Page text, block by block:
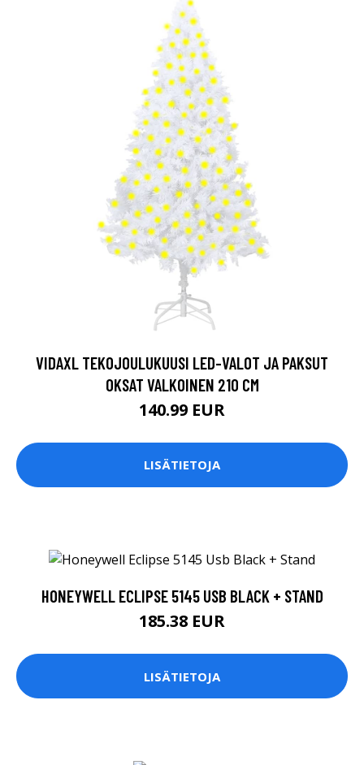
VIDAXL TEKOJOULUKUUSI LED-VALOT JA PAKSUT
OKSAT VALKOINEN 210 CM
140.99 EUR
LISÄTIETOJA
HONEYWELL ECLIPSE 5145 USB BLACK + STAND
185.38 EUR
LISÄTIETOJA